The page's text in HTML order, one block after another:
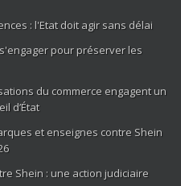
: l'Etat doit agir sans délai
pour préserver les
du commerce engagent un
d’État
et enseignes contre Shein
Shein : une action judiciaire